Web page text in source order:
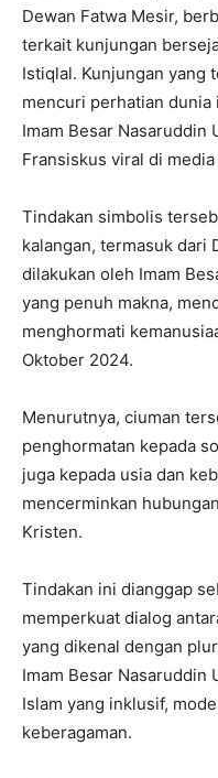
Dewan Fatwa Mesir,
terkait kunjungan
Istiqlal. Kunjungan yang
mencuri perhatian
Imam Besar Nasaruddin
Fransiskus viral di
Tindakan simbolis
kalangan, termasuk dari
dilakukan oleh Imam
yang penuh makna,
menghormati
Oktober 2024.
Menurutnya, ciuman
penghormatan kepada
juga kepada usia dan
mencerminkan
Kristen.
Tindakan ini dianggap
memperkuat dialog
yang dikenal dengan
Imam Besar Nasaruddin
Islam yang inklusif,
keberagaman.